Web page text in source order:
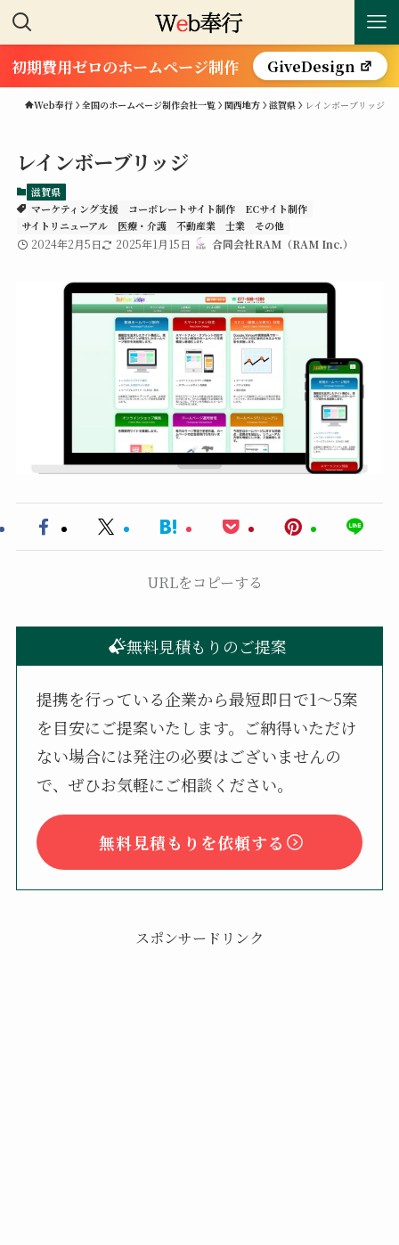
初期費用ゼロのホームページ制作 GiveDesign
Web奉行 全国のホームページ制作会社一覧 関西地方 滋賀県 レインボーブリッジ
レインボーブリッジ
滋賀県
マーケティング支援
コーポレートサイト制作
ECサイト制作
サイトリニューアル
医療・介護 不動産業 士業 その他
2024年2月5日 2025年1月15日 合同会社RAM（RAM Inc.）
URLをコピーする
無料見積もりのご提案
提携を行っている企業から最短即日で1〜5案
を目安にご提案いたします。ご納得いただけ
ない場合には発注の必要はございませんの
で、ぜひお気軽にご相談ください。
無料見積もりを依頼する
スポンサードリンク